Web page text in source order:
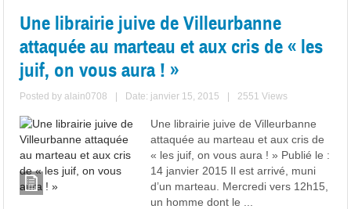
Une librairie juive de Villeurbanne
attaquée au marteau et aux cris de « les
juif, on vous aura ! »
Posted byalain0708 Date: janvier 15, 2015 2551 Views
Une librairie juive de Villeurbanne
attaquée au marteau et aux cris de
« les juif, on vous aura ! » Publié le :
14 janvier 2015 Il est arrivé, muni
d’un marteau. Mercredi vers 12h15,
un homme dont le ...